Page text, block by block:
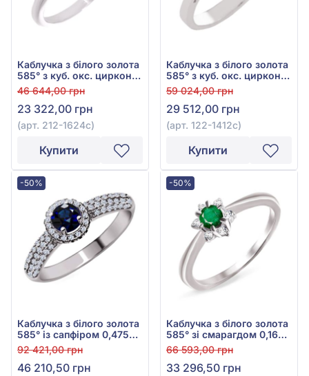
Каблучка з білого золота
585° з куб. окс. цирконію
та синім сапфіром
0,125ct, арт. 212-1624с
46 644,00 грн
23 322,00 грн
(арт. 212-1624с)
Купити
Каблучка з білого золота
585° з куб. окс. цирконію
та синім сапфіром
0,28ct, арт. 122-1412с
59 024,00 грн
29 512,00 грн
(арт. 122-1412с)
Купити
-50%
Каблучка з білого золота
585° із сапфіром 0,475ct
та куб. окс. цирконію,
арт. С632б
92 421,00 грн
46 210,50 грн
-50%
Каблучка з білого золота
585° зі смарагдом 0,16ct,
арт. 710177б.из.ц
66 593,00 грн
33 296,50 грн